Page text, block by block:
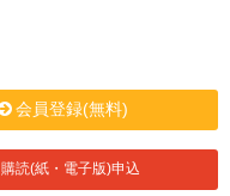
会員登録(無料)
購読(紙・電子版)申込